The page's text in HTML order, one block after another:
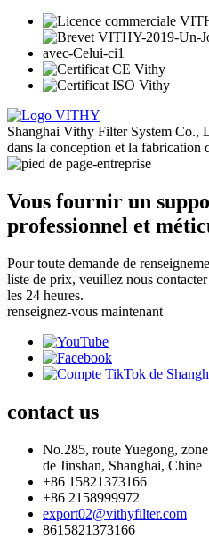
Shanghai Vithy Filter System Co.,
dans la conception et la fabrication
Vous fournir un
professionnel et
Pour toute demande de
liste de prix, veuillez nous
les 24 heures.
renseignez-vous maintenant
contact us
No.285, route Yuegong,
de Jinshan, Shanghai, Chine
+86 15821373166
+86 2158999972
export02@vithyfilter.com
8615821373166